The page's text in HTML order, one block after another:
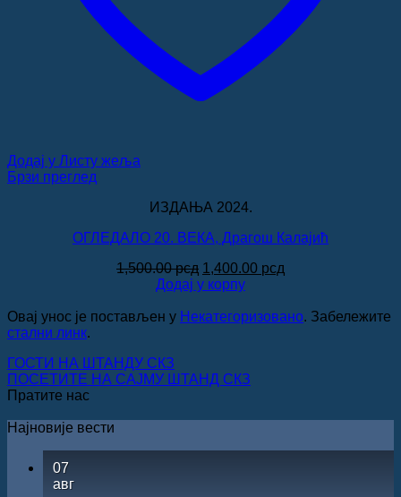
Додај у Листу жеља
Брзи преглед
ИЗДАЊА 2024.
ОГЛЕДАЛО 20. ВЕКА, Драгош Калајић
1,500.00рсд Оригинална
цена
била:
1,400.00 рсд
1,400.00 рсд.
Додај у корпу
Овај унос је постављен у Некатегоризовано. Забележите
стални линк.
ГОСТИ НА ШТАНДУ СКЗ
ПОСЕТИТЕ НА САЈМУ ШТАНД СКЗ
Пратите нас
Најновије вести
07
авг